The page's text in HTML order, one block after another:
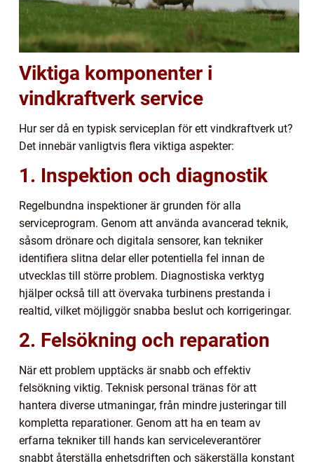
Viktiga komponenter i
vindkraftverk service
Hur ser då en typisk serviceplan för ett vindkraftverk ut?
Det innebär vanligtvis flera viktiga aspekter:
1. Inspektion och diagnostik
Regelbundna inspektioner är grunden för alla
serviceprogram. Genom att använda avancerad teknik,
såsom drönare och digitala sensorer, kan tekniker
identifiera slitna delar eller potentiella fel innan de
utvecklas till större problem. Diagnostiska verktyg
hjälper också till att övervaka turbinens prestanda i
realtid, vilket möjliggör snabba beslut och korrigeringar.
2. Felsökning och reparation
När ett problem upptäcks är snabb och effektiv
felsökning viktig. Teknisk personal tränas för att
hantera diverse utmaningar, från mindre justeringar till
kompletta reparationer. Genom att ha en team av
erfarna tekniker till hands kan serviceleverantörer
snabbt återställa enhetsdriften och säkerställa konstant